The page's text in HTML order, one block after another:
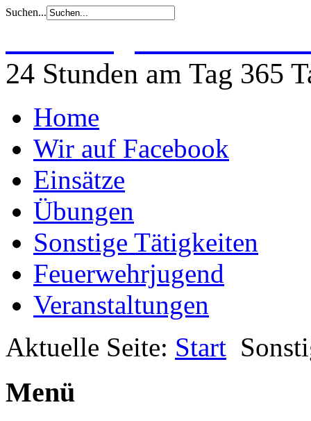
Suchen...
24 Stunden am Tag 365
Home
Wir auf Facebook
Einsätze
Übungen
Sonstige Tätigkeiten
Feuerwehrjugend
Veranstaltungen
Aktuelle Seite: Start
Menü